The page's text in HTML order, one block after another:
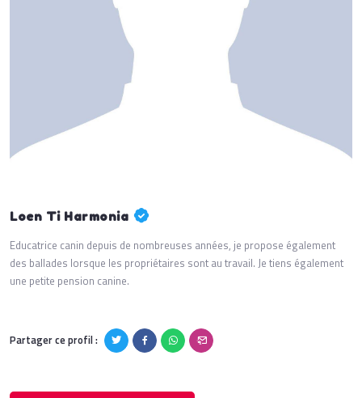
Loen Ti Harmonia
Educatrice canin depuis de nombreuses années, je propose également
des ballades lorsque les propriétaires sont au travail. Je tiens également
une petite pension canine.
Partager ce profil :